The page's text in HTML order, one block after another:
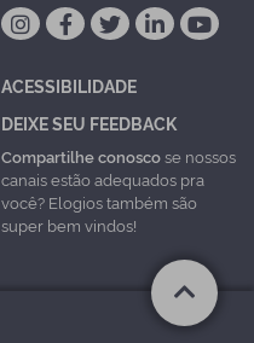
ACESSIBILIDADE
DEIXE SEU FEEDBACK
Compartilhe conoscose nossos
canais estão adequados pra
você? Elogios também são
super bem vindos!